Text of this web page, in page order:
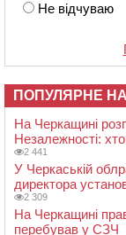
Не відчуваю
ПОПУЛЯРНЕ НА
На Черкащині
Незалежності:
2 441
У Черкаській
директора
2 309
На Черкащині
перебував у СЗЧ